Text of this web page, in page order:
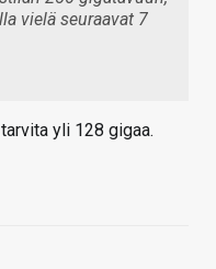
vielä seuraavat 7
yli 128 gigaa.